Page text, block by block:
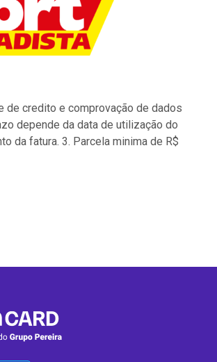
de credito e comprovação de dados
depende da data de utilização do
da fatura. 3. Parcela minima de R$